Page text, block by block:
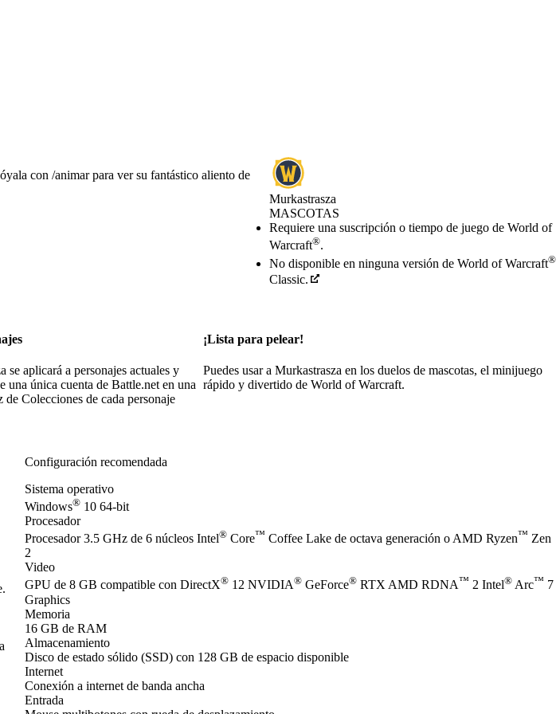
Murkastrasza
MASCOTAS
Precio
Available actions
Requiere una suscripción o tiempo de juego de World of
Warcraft®.
No disponible en ninguna versión de World of Warcraft®
Classic.
con /animar para ver su fantástico aliento de
se aplicará a personajes actuales y
única cuenta de Battle.net en una
Colecciones de cada personaje
¡Lista para pelear!
Puedes usar a Murkastrasza en los duelos de mascotas, el minijuego
rápido y divertido de World of Warcraft.
Configuración recomendada
Sistema operativo
Windows® 10 64-bit
Procesador
Procesador 3.5 GHz de 6 núcleos Intel® Core™ Coffee Lake de octava generación o AMD Ryzen™ Zen
2
Video
GPU de 8 GB compatible con DirectX® 12 NVIDIA® GeForce® RTX AMD RDNA™ 2 Intel® Arc™ 7
Graphics
Memoria
16 GB de RAM
Almacenamiento
Disco de estado sólido (SSD) con 128 GB de espacio disponible
Internet
Conexión a internet de banda ancha
Entrada